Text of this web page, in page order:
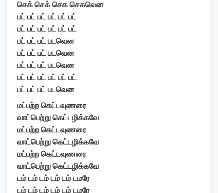
செக் செக் செக செகவென
பட் பட் பட் பட் பட் பட்
பட் பட் பட் பட் பட் பட்
பட் பட் பட் படவென
பட் பட் பட் படவென
பட் பட் பட் படவென
பட் பட் பட் பட் பட் பட்
பட் பட் பட் படவென
மட்பற்ற கெட்டவுணரை
வாட்பெற்று கெட்டழிக்கவே
மட்பற்ற கெட்டவுணரை
வாட்பெற்று கெட்டழிக்கவே
மட்பற்ற கெட்டவுணரை
வாட்பெற்று கெட்டழிக்கவே
டம் டம் டம் டம் டம் டமரே
டம் டம் டம் டம் டம் டமரே